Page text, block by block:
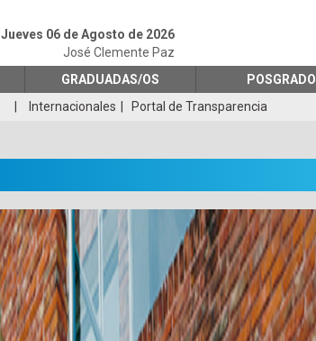
Jueves 06 de Agosto de 2026
José Clemente Paz
GRADUADAS/OS
POSGRADO
Internacionales Portal de Transparencia